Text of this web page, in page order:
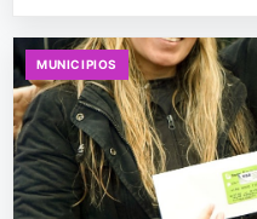
MUNICIPIOS